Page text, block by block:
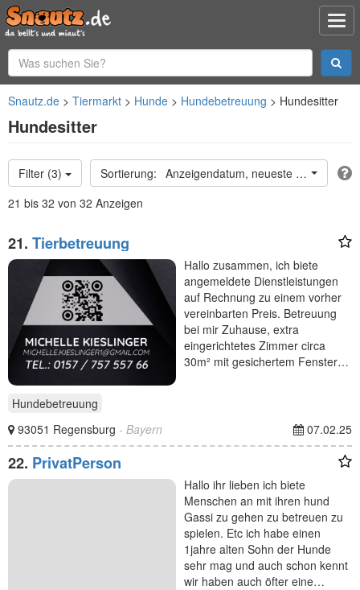
Snautz.de Tiermarkt Hunde Hundebetreuung Hundesitter
Hundesitter
Filter (3)
Anzeigendatum, neueste oben
21 bis 32 von 32 Anzeigen
21. Tierbetreuung
Hallo zusammen, ich biete
angemeldete Dienstleistungen
auf Rechnung zu einem vorher
vereinbarten Preis. Betreuung
bei mir Zuhause, extra
eingerichtetes Zimmer circa
30m² mit gesichertem Fenster…
Hundebetreuung
93051 Regensburg - Bayern 07.02.25
22. PrivatPerson
Hallo ihr lieben ich biete
Menschen an mit ihren hund
Gassi zu gehen zu betreuen zu
spielen. Etc ich habe einen
1jahre alten Sohn der Hunde
sehr mag und auch schon kennt
wir haben auch öfter eine…